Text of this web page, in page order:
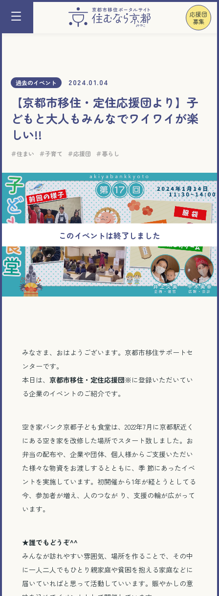
応援団
募集
過去のイベント 2024.01.04
【京都市移住・定住応援団より】子
どもと大人もみんなでワイワイが楽
しい!!
住まい 子育て 応援団 暮らし
みなさま、おはようございます。京都市移住サポートセ
ンターです。
本日は、 京都市移住・定住応援団※に登録いただいてい
る企業のイベントのご紹介です。
空き家バンク京都子ども食堂は、2022年7月に京都駅近く
にある空き家を改修した場所でスタート致しました。お
弁当の配布や、企業や団体、個人様からご支援いただい
た様々な物資をお渡しするとともに、季 節にあったイベ
ントを実施しています。初開催から1年が経とうとしてる
今、参加者が増え、人のつなが り、支援の輪が広がって
います。
★誰でもどうぞ^^
みんなが訪れやすい雰囲気、場所を作ることで、その中
に一人二人でもひとり親家庭や貧困を抱える家庭などに
届いていればと思って活動していいます。賑やかしの意